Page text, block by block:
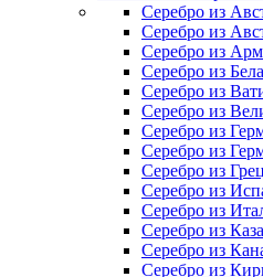
Серебро из
Серебро из
Серебро из
Серебро из
Серебро из
Серебро из
Серебро из
Серебро из
Серебро из
Серебро из
Серебро из
Серебро из
Серебро из
Серебро из